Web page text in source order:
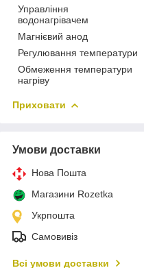
Управління
водонагрівачем
Магнієвий анод
Регулювання температури
Обмеження температури
нагріву
Приховати
Умови доставки
Нова Пошта
Магазини Rozetka
Укрпошта
Самовивіз
Всі умови доставки